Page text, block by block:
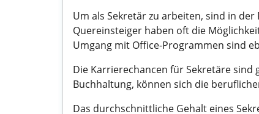
Um als Sekretär zu arbeiten, sind in
Quereinsteiger haben oft die
Umgang mit Office-Programmen sind
Die Karrierechancen für Sekretäre
Buchhaltung, können sich die
Das durchschnittliche Gehalt eines